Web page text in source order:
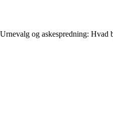
Urnevalg og askespredning: Hvad